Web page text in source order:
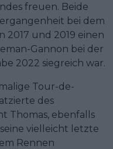
freuen. Beide
bei dem
2017 und 2019 einen
Gannon bei der
2022 siegreich war.
Tour-de-
des
Thomas, ebenfalls
vielleicht letzte
Rennen